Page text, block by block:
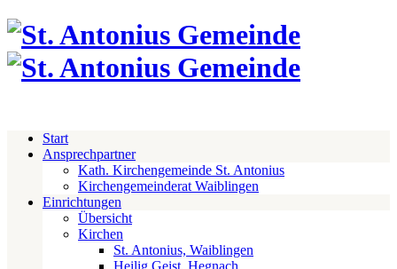
Start
Ansprechpartner
Kath. Kirchengemeinde St. Antonius
Kirchengemeinderat Waiblingen
Einrichtungen
Übersicht
Kirchen
St. Antonius, Waiblingen